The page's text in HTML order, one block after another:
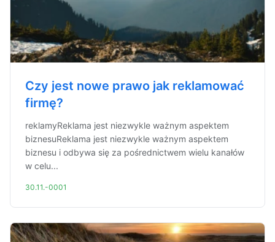
Czy jest nowe prawo jak reklamować
firmę?
reklamyReklama jest niezwykle ważnym aspektem
biznesuReklama jest niezwykle ważnym aspektem
biznesu i odbywa się za pośrednictwem wielu kanałów
w celu...
30.11.-0001